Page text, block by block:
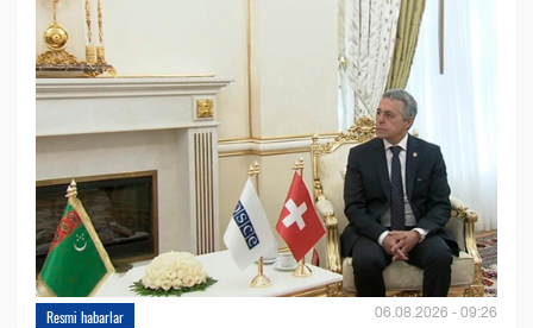
Resmi habarlar 06.08.2026 - 09:26